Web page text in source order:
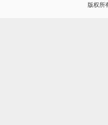
版权所